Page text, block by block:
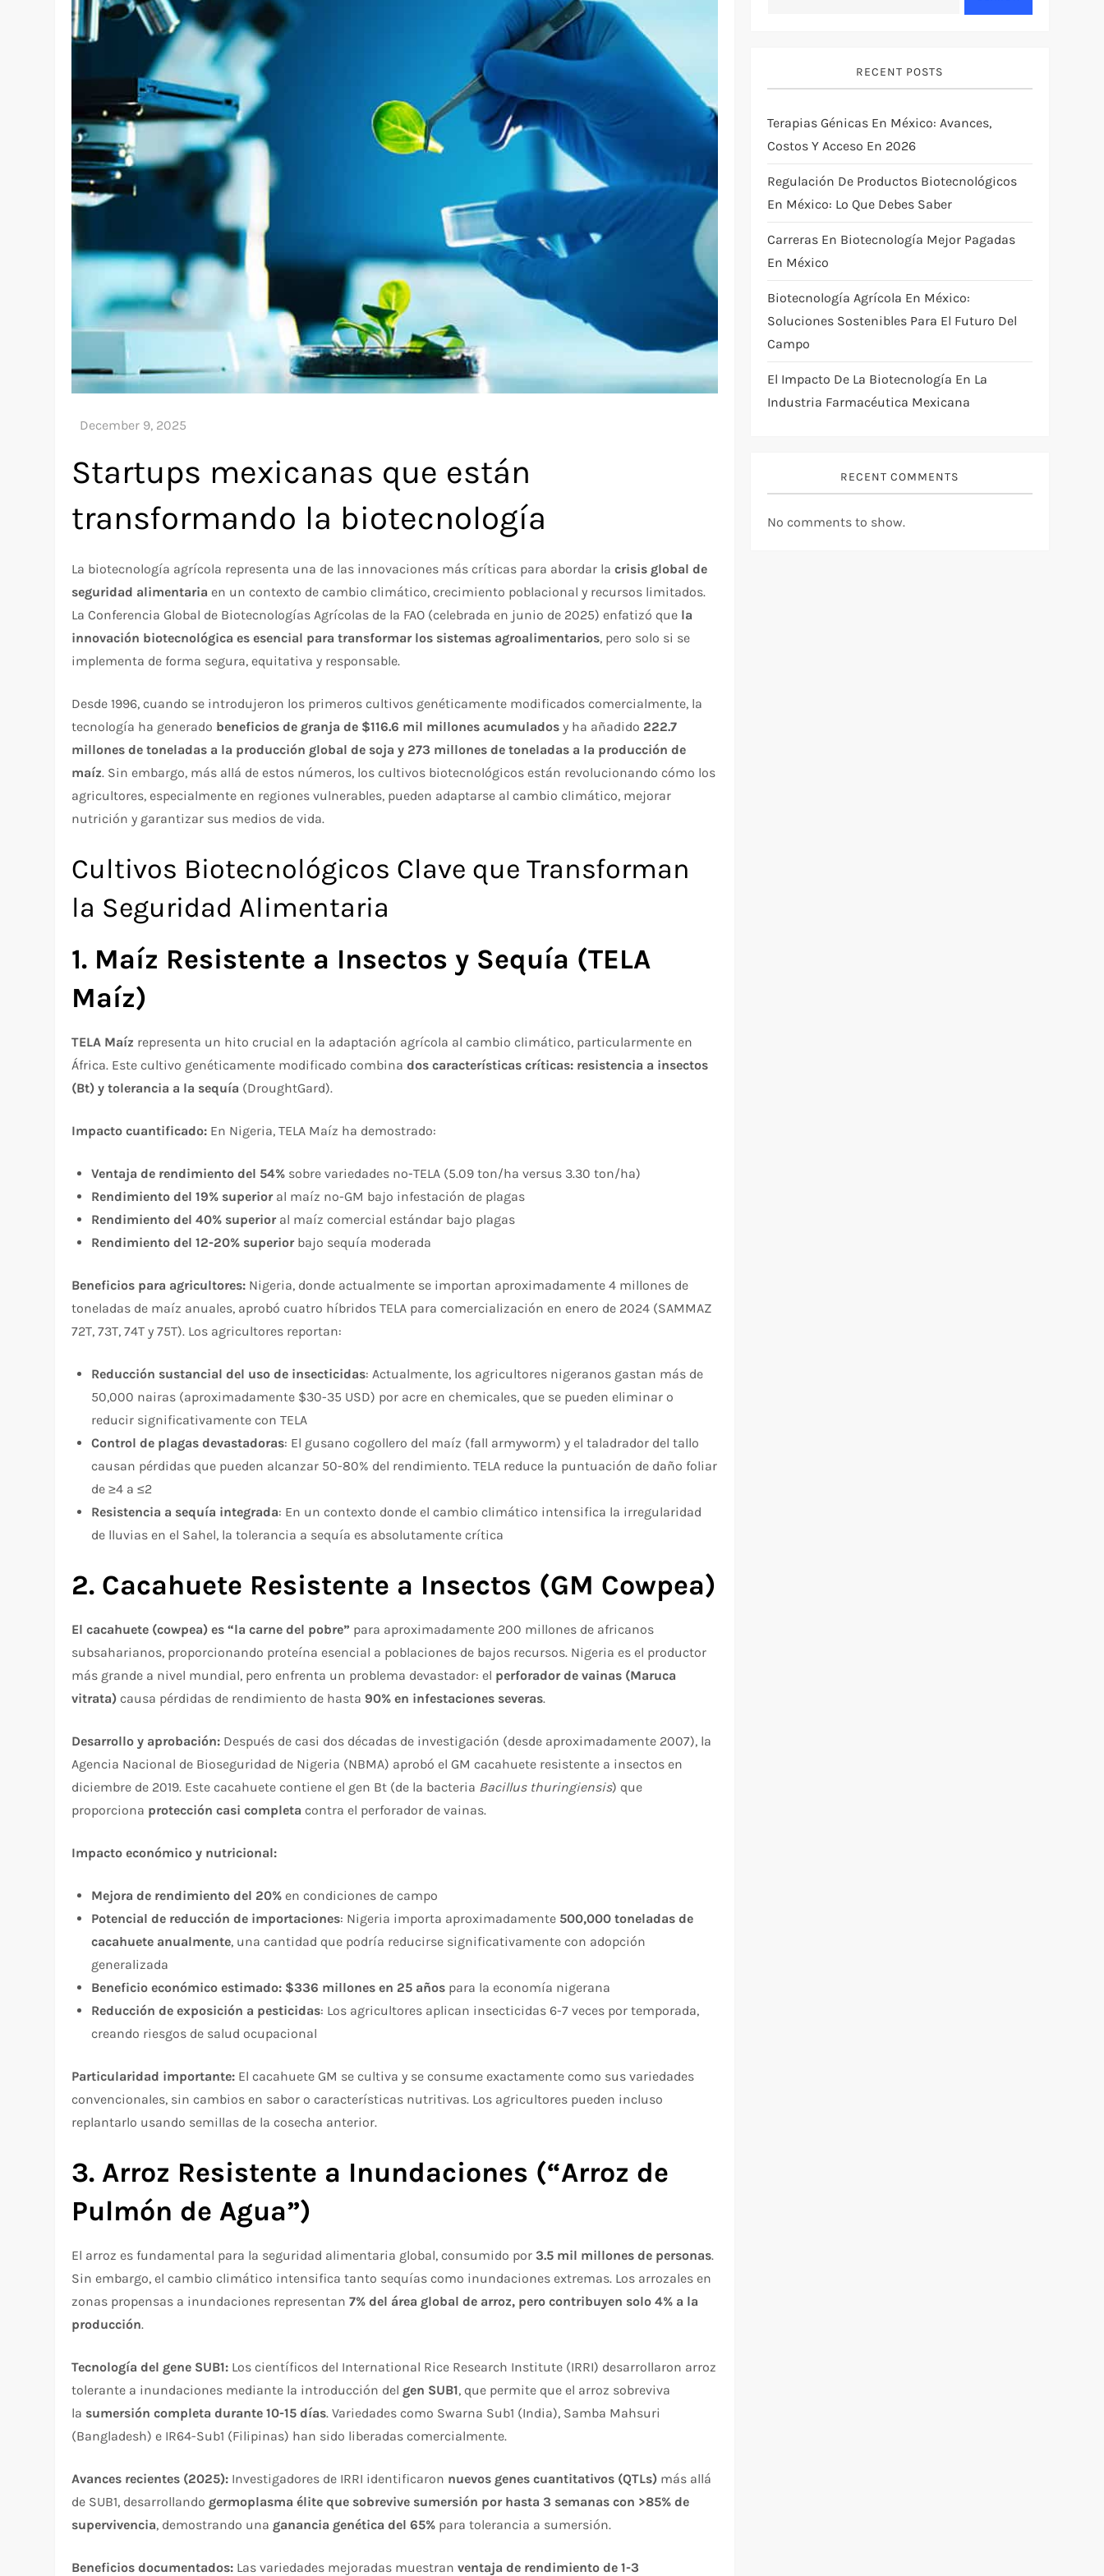
Startups mexicanas que están
transformando la biotecnología
La biotecnología agrícola representa una de las innovaciones más críticas para abordar lacrisis global de
seguridad alimentaria en un contexto de cambio climático, crecimiento poblacional y recursos limitados.
La Conferencia Global de Biotecnologías Agrícolas de la FAO (celebrada en junio de 2025) enfatizó que la
innovación biotecnológica es esencial para transformar los sistemas agroalimentarios, pero solo si se
implementa de forma segura, equitativa y responsable.​
Desde 1996, cuando se introdujeron los primeros cultivos genéticamente modificados comercialmente, la
tecnología ha generado beneficios de granja de $116.6 mil millones acumulados y ha añadido 222.7
millones de toneladas a la producción global de soja y 273 millones de toneladas a la producción de
maíz. Sin embargo, más allá de estos números, los cultivos biotecnológicos están revolucionando cómo los
agricultores, especialmente en regiones vulnerables, pueden adaptarse al cambio climático, mejorar
nutrición y garantizar sus medios de vida.​
Cultivos Biotecnológicos Clave que Transforman
la Seguridad Alimentaria
1. Maíz Resistente a Insectos y Sequía (TELA
Maíz)
TELA Maíz representa un hito crucial en la adaptación agrícola al cambio climático, particularmente en
África. Este cultivo genéticamente modificado combinados características críticas: resistencia a insectos
(Bt) y tolerancia a la sequía (DroughtGard).​
Impacto cuantificado: En Nigeria, TELA Maíz ha demostrado:
Ventaja de rendimiento del 54% sobre variedades no-TELA (5.09 ton/ha versus 3.30 ton/ha)​
Rendimiento del 19% superioral maíz no-GM bajo infestación de plagas​
Rendimiento del 40% superioral maíz comercial estándar bajo plagas​
Rendimiento del 12-20% superiorbajo sequía moderada​
Beneficios para agricultores: Nigeria, donde actualmente se importan aproximadamente 4 millones de
toneladas de maíz anuales, aprobó cuatro híbridos TELA para comercialización en enero de 2024 (SAMMAZ
72T, 73T, 74T y 75T). Los agricultores reportan:​
Reducción sustancial del uso de insecticidas: Actualmente, los agricultores nigeranos gastan más de
50,000 nairas (aproximadamente $30-35 USD) por acre en chemicales, que se pueden eliminar o
reducir significativamente con TELA​
Control de plagas devastadoras: El gusano cogollero del maíz (fall armyworm) y el taladrador del tallo
causan pérdidas que pueden alcanzar 50-80% del rendimiento. TELA reduce la puntuación de daño foliar
de ≥4 a ≤2​
Resistencia a sequía integrada: En un contexto donde el cambio climático intensifica la irregularidad
de lluvias en el Sahel, la tolerancia a sequía es absolutamente crítica​
2. Cacahuete Resistente a Insectos (GM Cowpea)
El cacahuete (cowpea) es “la carne del pobre” para aproximadamente 200 millones de africanos
subsaharianos, proporcionando proteína esencial a poblaciones de bajos recursos. Nigeria es el productor
más grande a nivel mundial, pero enfrenta un problema devastador: el perforador de vainas (Maruca
vitrata) causa pérdidas de rendimiento de hasta 90% en infestaciones severas.​
Desarrollo y aprobación: Después de casi dos décadas de investigación (desde aproximadamente 2007), la
Agencia Nacional de Bioseguridad de Nigeria (NBMA) aprobó el GM cacahuete resistente a insectos en
diciembre de 2019. Este cacahuete contiene el gen Bt (de la bacteria Bacillus thuringiensis) que
proporciona protección casi completa contra el perforador de vainas.​
Impacto económico y nutricional:
Mejora de rendimiento del 20% en condiciones de campo​
Potencial de reducción de importaciones: Nigeria importa aproximadamente 500,000 toneladas de
cacahuete anualmente, una cantidad que podría reducirse significativamente con adopción
generalizada​
Beneficio económico estimado: $336 millones en 25 años para la economía nigerana​
Reducción de exposición a pesticidas: Los agricultores aplican insecticidas 6-7 veces por temporada,
creando riesgos de salud ocupacional​
Particularidad importante: El cacahuete GM se cultiva y se consume exactamente como sus variedades
convencionales, sin cambios en sabor o características nutritivas. Los agricultores pueden incluso
replantarlo usando semillas de la cosecha anterior.​
3. Arroz Resistente a Inundaciones (“Arroz de
Pulmón de Agua”)
El arroz es fundamental para la seguridad alimentaria global, consumido por3.5 mil millones de personas.
Sin embargo, el cambio climático intensifica tanto sequías como inundaciones extremas. Los arrozales en
zonas propensas a inundaciones representan7% del área global de arroz, pero contribuyen solo 4% a la
producción.​
Tecnología del gene SUB1: Los científicos del International Rice Research Institute (IRRI) desarrollaron arroz
tolerante a inundaciones mediante la introducción del gen SUB1, que permite que el arroz sobreviva
la sumersión completa durante 10-15 días. Variedades como Swarna Sub1 (India), Samba Mahsuri
(Bangladesh) e IR64-Sub1 (Filipinas) han sido liberadas comercialmente.​
Avances recientes (2025): Investigadores de IRRI identificaron nuevos genes cuantitativos (QTLs) más allá
de SUB1, desarrollando germoplasma élite que sobrevive sumersión por hasta 3 semanas con >85% de
supervivencia, demostrando una ganancia genética del 65% para tolerancia a sumersión.​
Beneficios documentados: Las variedades mejoradas muestranventaja de rendimiento de 1-3
RECENT POSTS
Terapias Génicas En México: Avances,
Costos Y Acceso En 2026
Regulación De Productos Biotecnológicos
En México: Lo Que Debes Saber
Carreras En Biotecnología Mejor Pagadas
En México
Biotecnología Agrícola En México:
Soluciones Sostenibles Para El Futuro Del
Campo
El Impacto De La Biotecnología En La
Industria Farmacéutica Mexicana
RECENT COMMENTS
No comments to show.